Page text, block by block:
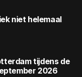
niet helemaal
tijdens de
2026